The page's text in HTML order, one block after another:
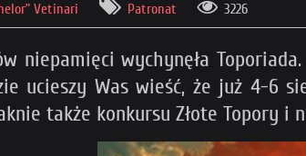
Vetinari Patronat 3226
niepamięci wychynęła
ucieszy Was wieść, że już 4-6
także konkursu Złote Topory